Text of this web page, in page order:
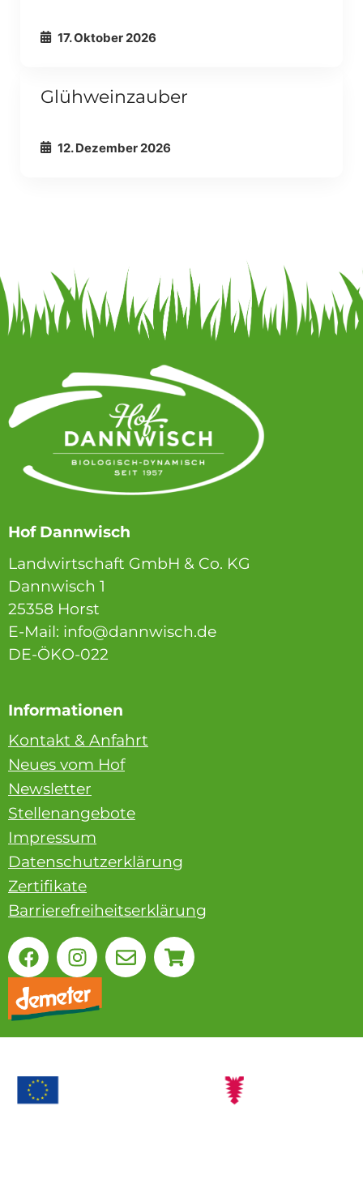
17. Oktober 2026
Externer Link
Glühweinzauber
12. Dezember 2026
Hof Dannwisch
Landwirtschaft GmbH & Co. KG
Dannwisch 1
25358 Horst
E-Mail: info@dannwisch.de
DE-ÖKO-022
Informationen
Kontakt & Anfahrt
Neues vom Hof
Newsletter
Stellenangebote
Impressum
Datenschutzerklärung
Zertifikate
Barrierefreiheitserklärung